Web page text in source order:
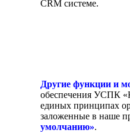
CRM системе.
Другие функции и
обеспечения УСПК
единых принципах
заложенные в наше
умолчанию».